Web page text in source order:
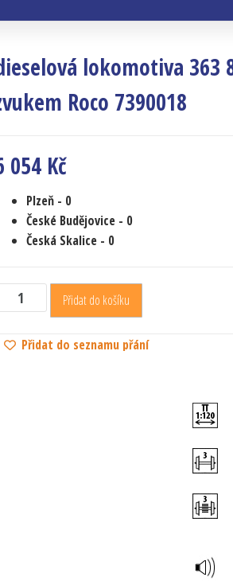
lokomotiva 363
Roco 7390018
054 Kč
Plzeň - 0
České Budějovice - 0
Česká Skalice - 0
Přidat do košíku
Přidat do seznamu přání